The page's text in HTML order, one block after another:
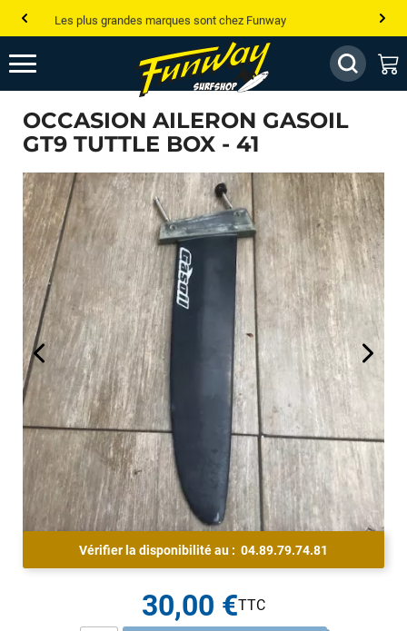
Les plus grandes marques sont chez Funway
Jusqu’à -75% de remise sur le windsurf, wingfoil, etc...
💰 Meilleur prix garanti — Moins cher ailleurs ? On s’aligne !
Besoin de conseils de pro ? Appelle nous !
OCCASION AILERON GASOIL
GT9 TUTTLE BOX - 41
Vérifier la disponibilité au : 04.89.79.74.81
30,00 €